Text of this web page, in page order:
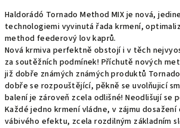
Haldorádó Tornado Method MIX je nová,
technologiemi vyvinutá řada krmení,
method feederový lov kaprů.
Nová krmiva perfektně obstojí i v těch
za soutěžních podmínek! Příchutě nových
již dobře známých známých produktů
dobře se rozpouštějící, pěkně se uvolňujicí
balení je zároveň zcela odlišné! Neodlišují se
Každé jedno krmení vládne, v zájmu dosažení
vábivého efektu, zcela rozdilným základním